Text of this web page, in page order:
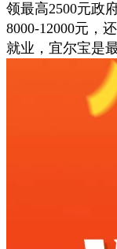
领最高2500元政
8000-12000元，
就业，宜尔宝是